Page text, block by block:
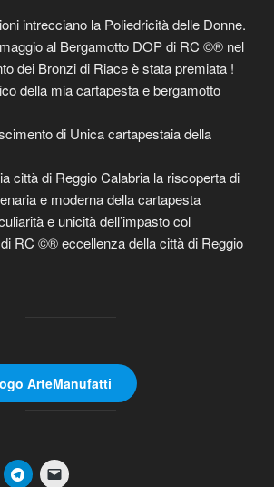
intrecciano la Poliedricità delle Donne.
al Bergamotto DOP di RC ©® nel
dei Bronzi di Riace è stata premiata !
della mia cartapesta e bergamotto
di Unica cartapestaia della
città di Reggio Calabria la riscoperta di
e moderna della cartapesta
e unicità dell’impasto col
RC ©® eccellenza della città di Reggio
ArteManufatti